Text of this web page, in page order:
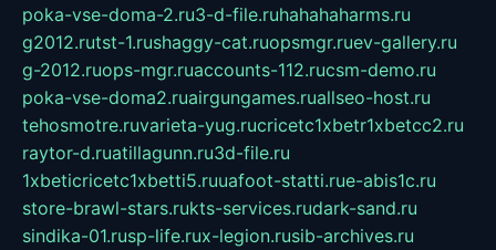
poka-vse-doma-2.ru3-d-file.ruhahahaharms.ru
g2012.rutst-1.rushaggy-cat.ruopsmgr.ruev-gallery.ru
g-2012.ruops-mgr.ruaccounts-112.rucsm-demo.ru
poka-vse-doma2.ruairgungames.ruallseo-host.ru
tehosmotre.ruvarieta-yug.rucricetc1xbetr1xbetcc2.ru
raytor-d.ruatillagunn.ru3d-file.ru
1xbeticricetc1xbetti5.ruuafoot-statti.rue-abis1c.ru
store-brawl-stars.rukts-services.rudark-sand.ru
sindika-01.rusp-life.rux-legion.rusib-archives.ru